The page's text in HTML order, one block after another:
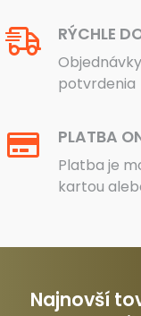
RÝCHLE
potvrdenia
PLATBA
Platba je
kartou
Najnovší